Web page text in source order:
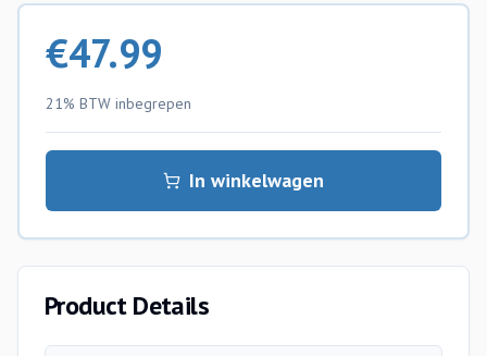
€47.99
21% BTW inbegrepen
In winkelwagen
Product Details